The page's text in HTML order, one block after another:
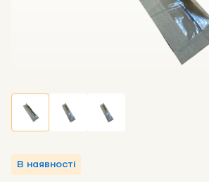
В наявності